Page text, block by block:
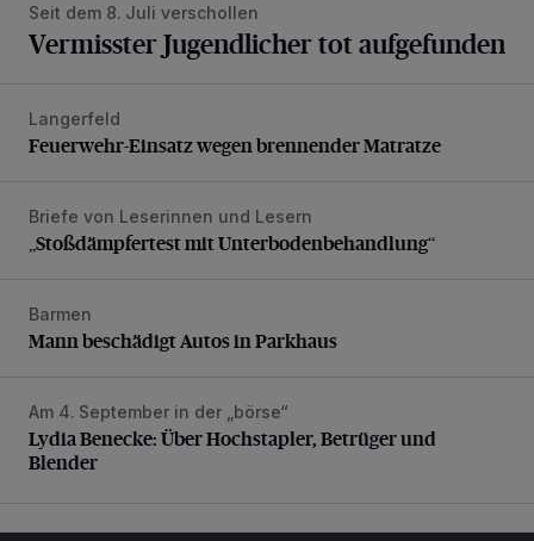
Seit dem 8. Juli verschollen
Vermisster Jugendlicher tot aufgefunden
Feuerwehr-Einsatz wegen brennender Matratze
Langerfeld
Feuerwehr-Einsatz wegen brennender Matratze
„Stoßdämpfertest mit Unterbodenbehandlung“
Briefe von Leserinnen und Lesern
„Stoßdämpfertest mit Unterbodenbehandlung“
Mann beschädigt Autos in Parkhaus
Barmen
Mann beschädigt Autos in Parkhaus
Lydia Benecke: Über Hochstapler, Betrüger und Blender
Am 4. September in der „börse“
Lydia Benecke: Über Hochstapler, Betrüger und
Blender